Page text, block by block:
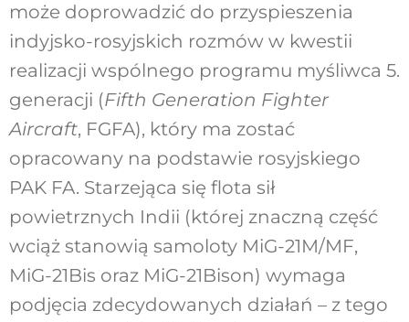
może doprowadzić do przyspieszenia
indyjsko-rosyjskich rozmów w kwestii
realizacji wspólnego programu myśliwca 5.
generacji (Fifth Generation Fighter
Aircraft, FGFA), który ma zostać
opracowany na podstawie rosyjskiego
PAK FA. Starzejąca się flota sił
powietrznych Indii (której znaczną część
wciąż stanowią samoloty MiG-21M/MF,
MiG-21Bis oraz MiG-21Bison) wymaga
podjęcia zdecydowanych działań – z tego